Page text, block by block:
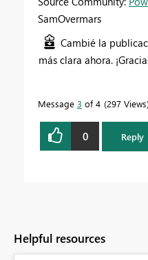
SamOvermars
Cambié la
más clara ahora.
Message 3 of 4 297 Views
0 Reply
Helpful resources